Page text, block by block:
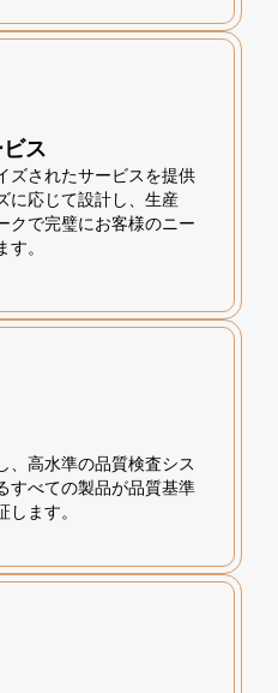
ス
ズされたサービスを提供
に応じて設計し、生産
クで完璧にお客様のニー
。
、高水準の品質検査シス
すべての製品が品質基準
ます。